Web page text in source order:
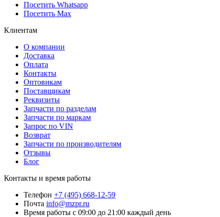
Посетить Whatsapp
Посетить Max
Клиентам
О компании
Доставка
Оплата
Контакты
Оптовикам
Поставщикам
Реквизиты
Запчасти по разделам
Запчасти по маркам
Запрос по VIN
Возврат
Запчасти по производителям
Отзывы
Блог
Контакты и время работы
Телефон +7 (495) 668-12-59
Почта info@mzpr.ru
Время работы с 09:00 до 21:00 каждый день